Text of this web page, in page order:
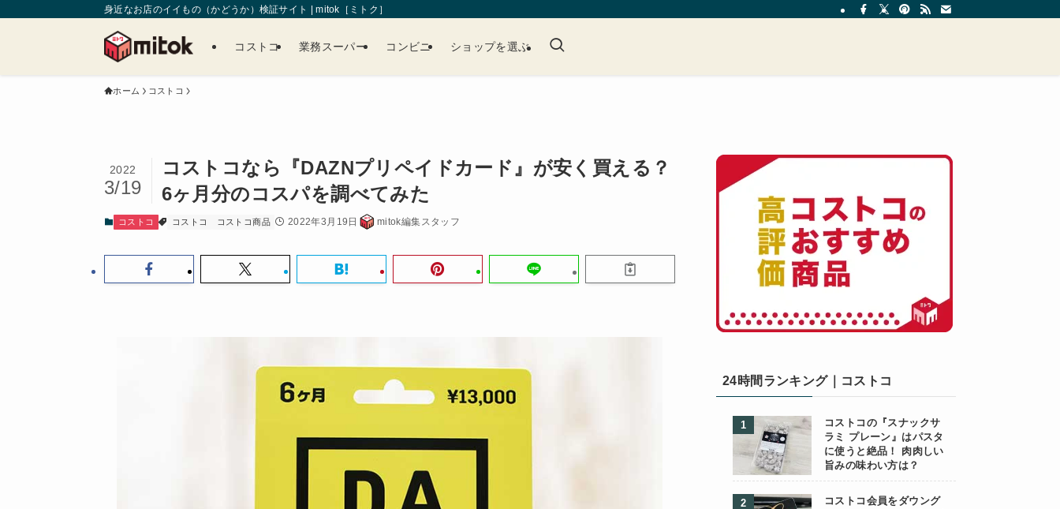
身近なお店のイイもの（かどうか）検証サイト | mitok［ミトク］
コストコ 業務スーパー コンビニ ショップを選ぶ
ホーム コストコ
コストコなら『DAZNプリペイドカード』が安く買える？
6ヶ月分のコスパを調べてみた
2022
3/19
コストコ コストコ コストコ商品 2022年3月19日 mitok編集スタッフ
24時間ランキング｜コストコ
コストコの『スナックサ
ラミ プレーン』はパスタ
に使うと絶品！ 肉肉しい
旨みの味わい方は？
コストコ会員をダウング